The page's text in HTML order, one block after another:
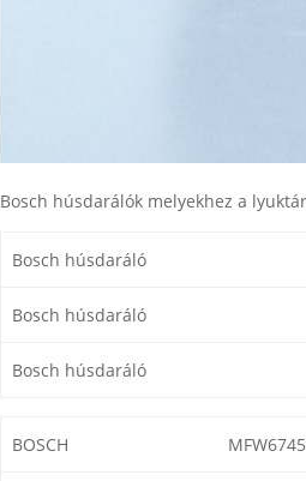
Bosch húsdarálók melyekhez a
Bosch húsdaráló
Bosch húsdaráló
Bosch húsdaráló
BOSCH